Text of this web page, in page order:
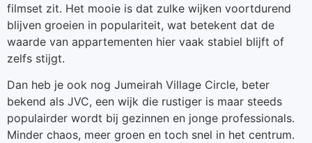
filmset zit. Het mooie is dat zulke wijken voortdurend
blijven groeien in populariteit, wat betekent dat de
waarde van appartementen hier vaak stabiel blijft of
zelfs stijgt.
Dan heb je ook nog Jumeirah Village Circle, beter
bekend als JVC, een wijk die rustiger is maar steeds
populairder wordt bij gezinnen en jonge professionals.
Minder chaos, meer groen en toch snel in het centrum.